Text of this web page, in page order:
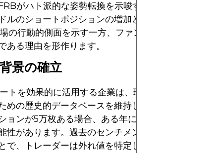
がハト派的な姿勢転換を示唆するなど、中央銀行
ルのショートポジションの増加と一致する可能性が
の行動的側面を示す一方、ファンダメンタルズはそ
ある理由を形作ります。
景の確立
トを効果的に活用する企業は、現在のポジションを
めの歴史的データベースを維持しています。投機的
ョンが5万枚ある場合、ある年には大きく、別の年に
性があります。過去のセンチメントバンドに基づい
で、トレーダーは外れ値を特定し、それに応じて行